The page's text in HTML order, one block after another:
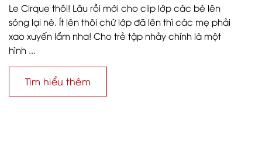
Le Cirque thôi! Lâu rồi mới cho clip lớp các bé lên
sóng lại nè. Ít lên thôi chứ lớp đã lên thì các mẹ phải
xao xuyến lắm nha! Cho trẻ tập nhảy chính là một
hình ...
Tìm hiểu thêm